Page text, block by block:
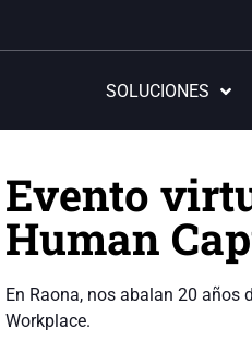
SOLUCIONES
Evento
Human
En Raona, nos abalan 20
Workplace.